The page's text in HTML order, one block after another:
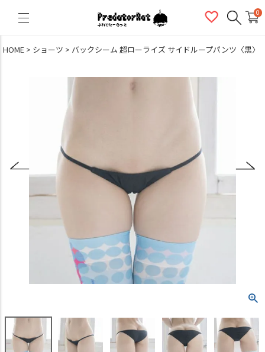
0
HOME ショーツ バックシーム 超ローライズ サイドループパンツ〈黒〉